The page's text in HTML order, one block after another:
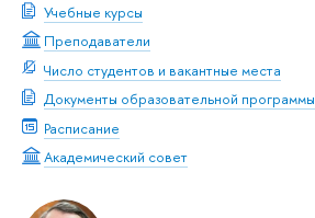
Учебные курсы
Преподаватели
Число студентов и вакантные места
Документы образовательной программы
Расписание
Академический совет